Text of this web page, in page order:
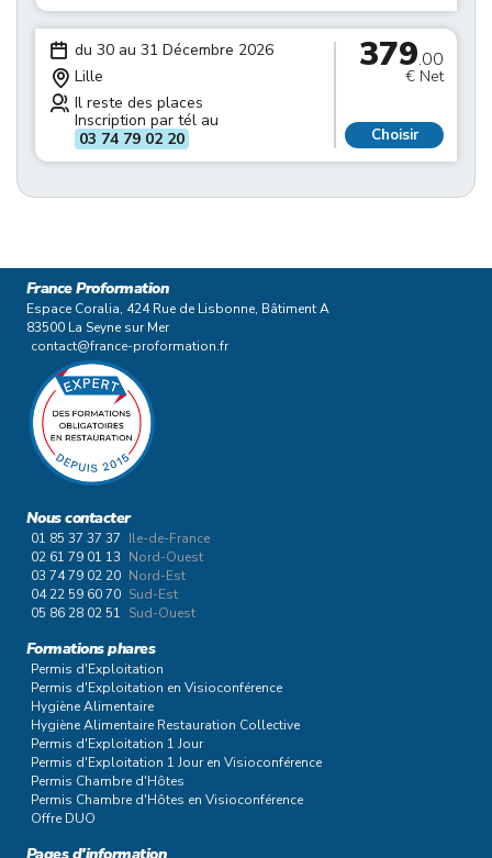
du 30 au 31 Décembre 2026
Lille
Il reste des places
Inscription par tél au
03 74 79 02 20
379.00
€ Net
Choisir
France Proformation
Espace Coralia, 424 Rue de Lisbonne, Bâtiment A
83500 La Seyne sur Mer
contact@france-proformation.fr
Nous contacter
01 85 37 37 37 Ile-de-France
02 61 79 01 13 Nord-Ouest
03 74 79 02 20 Nord-Est
04 22 59 60 70 Sud-Est
05 86 28 02 51 Sud-Ouest
Formations phares
Permis d'Exploitation
Permis d'Exploitation en Visioconférence
Hygiène Alimentaire
Hygiène Alimentaire Restauration Collective
Permis d'Exploitation 1 Jour
Permis d'Exploitation 1 Jour en Visioconférence
Permis Chambre d'Hôtes
Permis Chambre d'Hôtes en Visioconférence
Offre DUO